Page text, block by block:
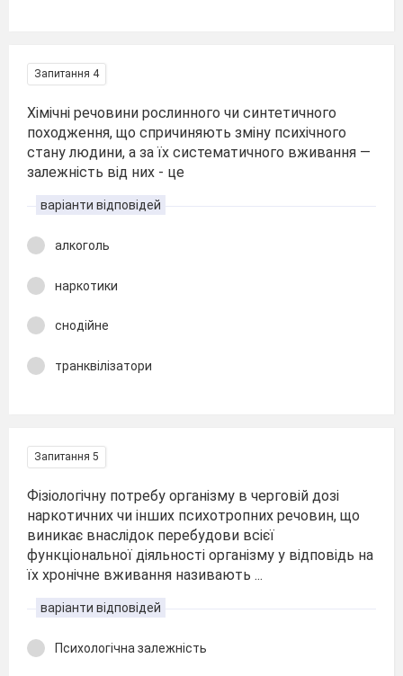
Запитання 4
Хімічні речовини рослинного чи синтетичного
походження, що спричиняють зміну психічного
стану людини, а за їх систематичного вживання —
залежність від них - це
варіанти відповідей
алкоголь
наркотики
снодійне
транквілізатори
Запитання 5
Фізіологічну потребу організму в черговій дозі
наркотичних чи інших психотропних речовин, що
виникає внаслідок перебудови всієї
функціональної діяльності організму у відповідь на
їх хронічне вживання називають ...
варіанти відповідей
Психологічна залежність